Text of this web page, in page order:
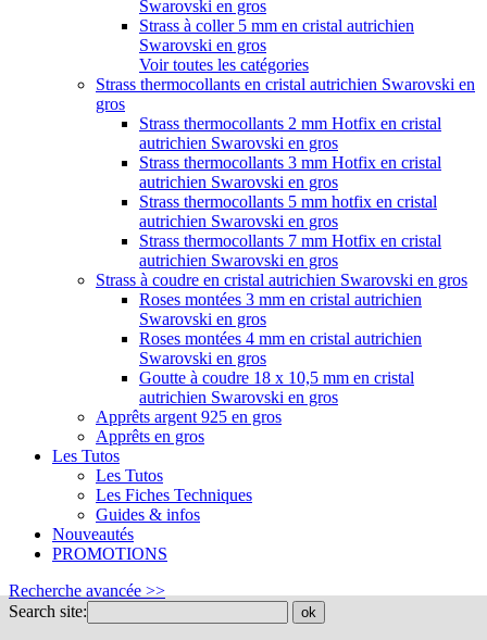
Swarovski en gros
Strass à coller 5 mm en cristal autrichien
Swarovski en gros
Voir toutes les catégories
Strass thermocollants en cristal autrichien Swarovski en
gros
Strass thermocollants 2 mm Hotfix en cristal
autrichien Swarovski en gros
Strass thermocollants 3 mm Hotfix en cristal
autrichien Swarovski en gros
Strass thermocollants 5 mm hotfix en cristal
autrichien Swarovski en gros
Strass thermocollants 7 mm Hotfix en cristal
autrichien Swarovski en gros
Strass à coudre en cristal autrichien Swarovski en gros
Roses montées 3 mm en cristal autrichien
Swarovski en gros
Roses montées 4 mm en cristal autrichien
Swarovski en gros
Goutte à coudre 18 x 10,5 mm en cristal
autrichien Swarovski en gros
Apprêts argent 925 en gros
Apprêts en gros
Les Tutos
Les Tutos
Les Fiches Techniques
Guides & infos
Nouveautés
PROMOTIONS
Recherche avancée >>
Search site:
ok